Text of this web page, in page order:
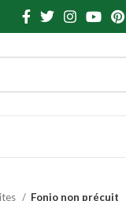
Fonio non précuit